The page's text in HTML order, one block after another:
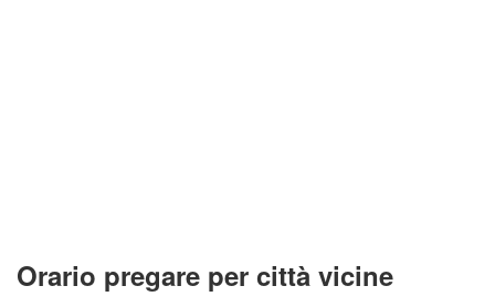
Orario pregare per città vicine